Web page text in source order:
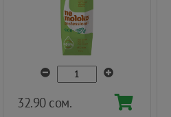
32.90 сом.